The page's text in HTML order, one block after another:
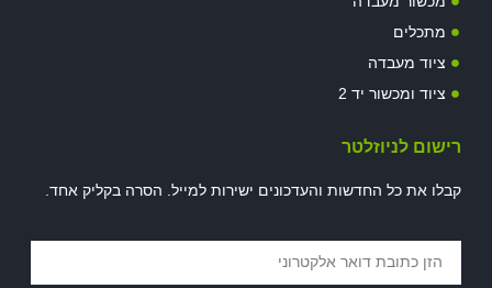
מתכלים
ציוד מעבדה
ציוד ומכשור יד 2
רישום לניוזלטר
קבלו את כל החדשות והעדכונים ישירות למייל. הסרה בקליק אחד.